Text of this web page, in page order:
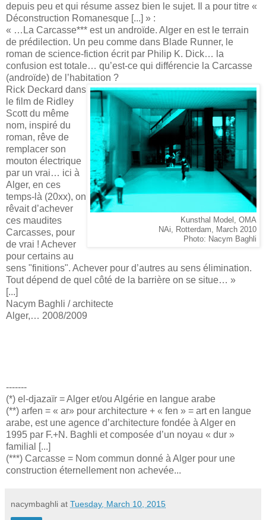
depuis peu et qui résume assez bien le sujet. Il a pour titre «
Déconstruction Romanesque [...] » :
« …La Carcasse*** est un androïde. Alger en est le terrain
de prédilection. Un peu comme dans Blade Runner, le
roman de science-fiction écrit par Philip K. Dick… la
confusion est totale… qu’est-ce qui différencie la Carcasse
(androïde) de l’habitation ?
Kunsthal Model, OMA
NAi, Rotterdam, March 2010
Photo: Nacym Baghli
Rick Deckard dans
le film de Ridley
Scott du même
nom, inspiré du
roman, rêve de
remplacer son
mouton électrique
par un vrai… ici à
Alger, en ces
temps-là (20xx), on
rêvait d’achever
ces maudites
Carcasses, pour
de vrai ! Achever
pour certains au
sens "finitions". Achever pour d’autres au sens élimination.
Tout dépend de quel côté de la barrière on se situe… »
[...]
Nacym Baghli / architecte
Alger,… 2008/2009
-------
(*) el-djazaïr = Alger et/ou Algérie en langue arabe
(**) arfen = « ar» pour architecture + « fen » = art en langue
arabe, est une agence d’architecture fondée à Alger en
1995 par F.+N. Baghli et composée d’un noyau « dur »
familial [...]
(***) Carcasse = Nom commun donné à Alger pour une
construction éternellement non achevée...
nacymbaghli at Tuesday, March 10, 2015